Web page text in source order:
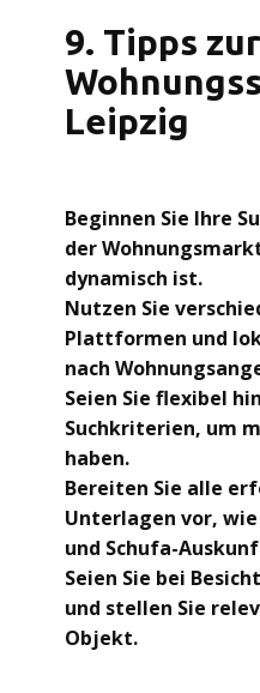
9. Tipps zur
Leipzig
Beginnen Sie Ihre
der
dynamisch ist.
Nutzen Sie
Plattformen und
nach
Seien Sie flexibel
Suchkriterien, um
haben.
Bereiten Sie alle
Unterlagen vor,
und Schufa-
Seien Sie bei
und stellen Sie
Objekt.